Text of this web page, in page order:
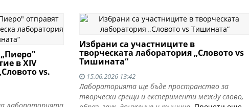
в XIV
vs.
Избрани са участниците в
творческата лаборатория „Словото vs
Тишината“
15.06.2026 13:42
Лабораторията ще бъде пространство за
творчески срещи и експерименти между слово,